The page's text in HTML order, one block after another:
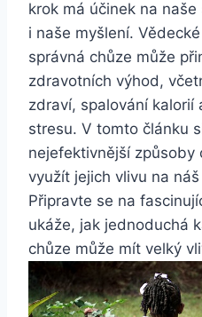
krok má účinek na
i naše myšlení.
správná chůze může
zdravotních výhod,
zdraví, spalování kalorií
stresu. V tomto článku
nejefektivnější způsoby
využít jejich vlivu na
Připravte se na
ukáže, jak jednoduchá
chůze může mít velký